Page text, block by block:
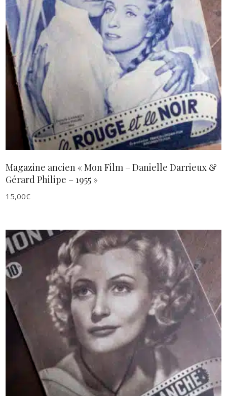
AJOUTER AU PANIER
Magazine ancien « Mon Film – Danielle Darrieux &
Gérard Philipe – 1955 »
15,00€
AJOUTER AU PANIER